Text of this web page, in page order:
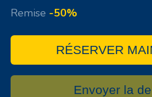
Remise -50%
RÉSERVER
Envoyer la